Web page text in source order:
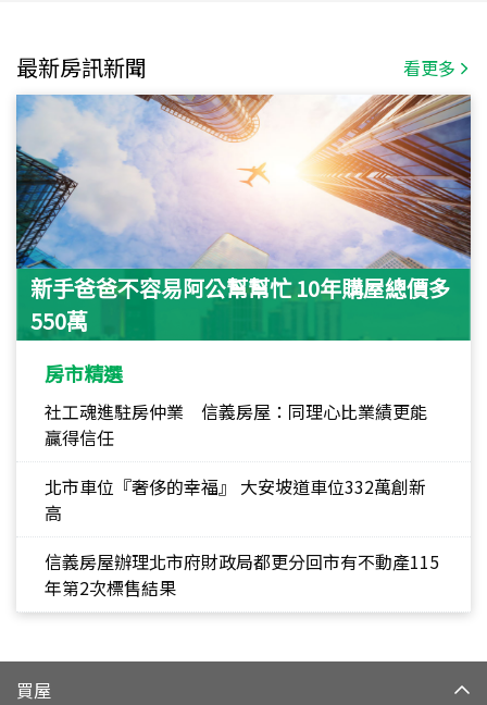
最新房訊新聞 看更多
新手爸爸不容易阿公幫幫忙 10年購屋總價多
550萬
房市精選
社工魂進駐房仲業 信義房屋：同理心比業績更能
贏得信任
北市車位『奢侈的幸福』 大安坡道車位332萬創新
高
信義房屋辦理北市府財政局都更分回市有不動產115
年第2次標售結果
買屋